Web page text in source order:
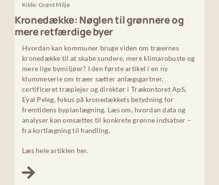
Kilde: Grønt Miljø
Kronedække: Nøglen til grønnere og
mere retfærdige byer
Hvordan kan kommuner bruge viden om træernes
kronedække til at skabe sundere, mere klimarobuste og
mere lige bymiljøer? I den første artikel i en ny
klummeserie om træer sætter anlægsgartner,
certificeret træplejer og direktør i Trækontoret ApS,
Eyal Peleg, fokus på kronedækkets betydning for
fremtidens byplanlægning. Læs om, hvordan data og
analyser kan omsættes til konkrete grønne indsatser –
fra kortlægning til handling.
Læs hele artiklen her.